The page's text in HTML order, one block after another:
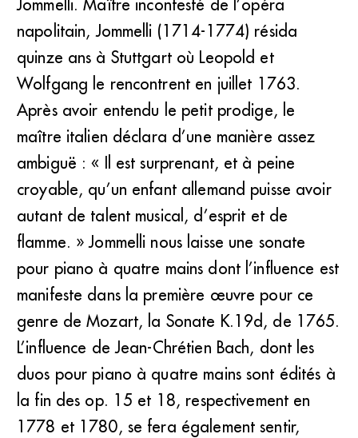
Jommelli. Maître incontesté de l’opéra
napolitain, Jommelli (1714-1774) résida
quinze ans à Stuttgart où Leopold et
Wolfgang le rencontrent en juillet 1763.
Après avoir entendu le petit prodige, le
maître italien déclara d’une manière assez
ambiguë : « Il est surprenant, et à peine
croyable, qu’un enfant allemand puisse avoir
autant de talent musical, d’esprit et de
flamme. » Jommelli nous laisse une sonate
pour piano à quatre mains dont l’influence est
manifeste dans la première œuvre pour ce
genre de Mozart, la Sonate K.19d, de 1765.
L’influence de Jean-Chrétien Bach, dont les
duos pour piano à quatre mains sont édités à
la fin des op. 15 et 18, respectivement en
1778 et 1780, se fera également sentir,